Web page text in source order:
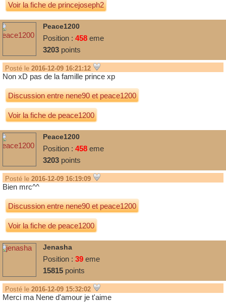
Voir la fiche de princejoseph2
Peace1200
Position : 458 eme
3203 points
Posté le 2016-12-09 16:21:12
Non xD pas de la famille prince xp
Discussion entrenene90etpeace1200
Voir la fiche de peace1200
Peace1200
Position : 458 eme
3203 points
Posté le 2016-12-09 16:19:09
Bien mrc^^
Discussion entrenene90etpeace1200
Voir la fiche de peace1200
Jenasha
Position : 39 eme
15815 points
Posté le 2016-12-09 15:32:02
Merci ma Nene d'amour je t'aime